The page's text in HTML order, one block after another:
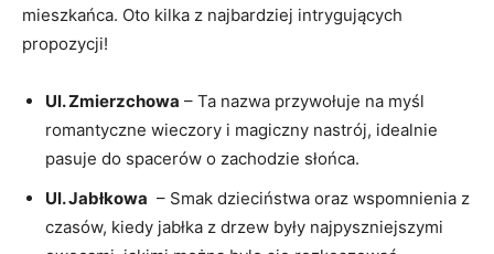
mieszkańca. Oto​ kilka z najbardziej intrygujących
propozycji!
Ul. Zmierzchowa – Ta nazwa​ przywołuje na myśl
romantyczne wieczory i magiczny nastrój,⁤ idealnie
pasuje do spacerów o zachodzie słońca.
Ul. Jabłkowa ⁤ – Smak dzieciństwa oraz wspomnienia z‌
czasów, kiedy jabłka z ⁤drzew były najpyszniejszymi